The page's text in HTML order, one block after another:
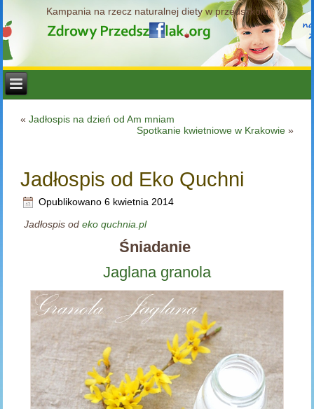
Kampania na rzecz naturalnej diety w przedszkolu
«Jadłospis na dzień od Am mniam
Spotkanie kwietniowe w Krakowie»
Jadłospis od Eko Quchni
Opublikowano 6 kwietnia 2014
Jadłospis odeko quchnia.pl
Śniadanie
Jaglana granola